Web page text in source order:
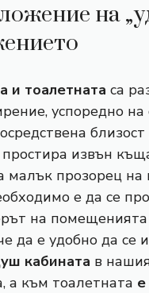
на
и тоалетната са
успоредно на
простира извън
малък прозорец на
е да се
на
да е удобно да се
кабината в
а към тоалетната